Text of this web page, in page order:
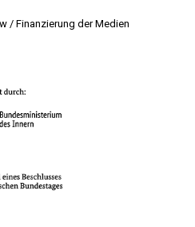
/ Finanzierung der Medien